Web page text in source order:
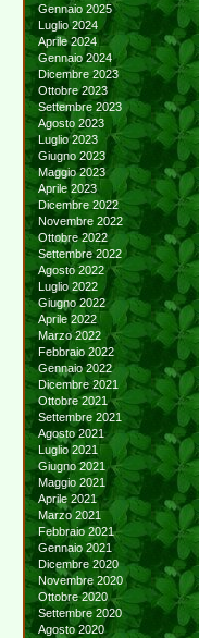
Gennaio 2025
Luglio 2024
Aprile 2024
Gennaio 2024
Dicembre 2023
Ottobre 2023
Settembre 2023
Agosto 2023
Luglio 2023
Giugno 2023
Maggio 2023
Aprile 2023
Dicembre 2022
Novembre 2022
Ottobre 2022
Settembre 2022
Agosto 2022
Luglio 2022
Giugno 2022
Aprile 2022
Marzo 2022
Febbraio 2022
Gennaio 2022
Dicembre 2021
Ottobre 2021
Settembre 2021
Agosto 2021
Luglio 2021
Giugno 2021
Maggio 2021
Aprile 2021
Marzo 2021
Febbraio 2021
Gennaio 2021
Dicembre 2020
Novembre 2020
Ottobre 2020
Settembre 2020
Agosto 2020